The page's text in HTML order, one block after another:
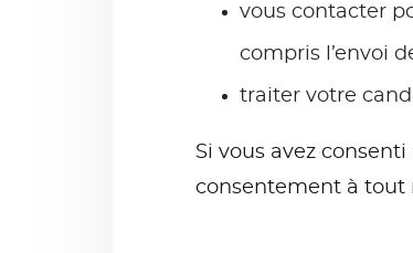
vous contacter
compris l’envoi
traiter votre
Si vous avez
consentement à tout